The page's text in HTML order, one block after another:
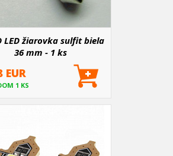
LED žiarovka sulfit biela
36 mm - 1 ks
EUR
1 KS